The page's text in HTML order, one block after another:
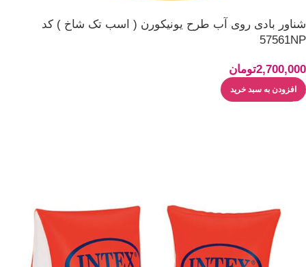
شناور بادی روی آب طرح یونیکورن ( اسب تک شاخ ) کد
57561NP
2,700,000تومان
افزودن به سبد خرید